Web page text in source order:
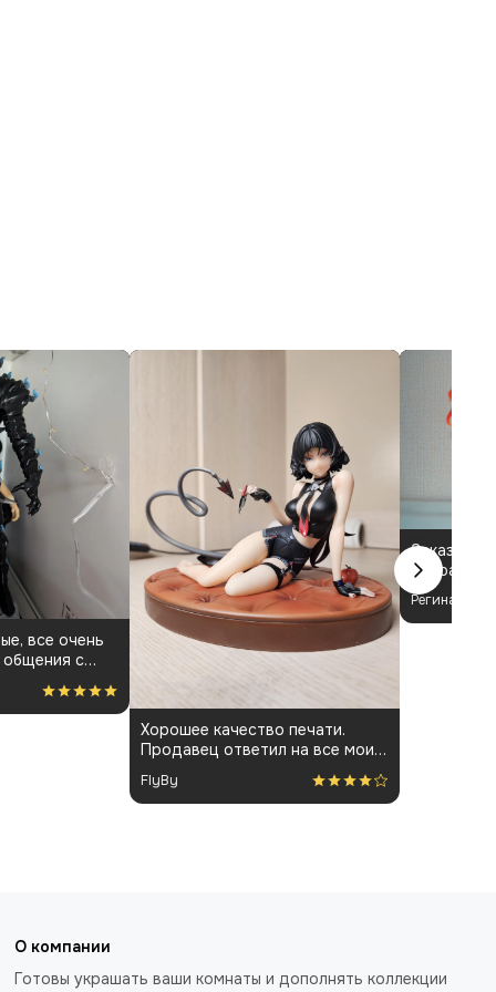
все очень
общения с
фигурки и
Хорошее качество печати.
Продавец ответил на все мои
вопросы и держал меня в
курсе всего процесса.
FlyBy
Заказала
выбрала
Бёрнис.
своих
Регина
О компании
Готовы украшать ваши комнаты и дополнять коллекции